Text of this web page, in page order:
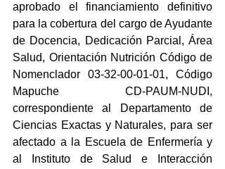
aprobado el financiamiento definitivo
para la cobertura del cargo de Ayudante
de Docencia, Dedicación Parcial, Área
Salud, Orientación Nutrición Código de
Nomenclador 03-32-00-01-01, Código
Mapuche CD-PAUM-NUDI,
correspondiente al Departamento de
Ciencias Exactas y Naturales, para ser
afectado a la Escuela de Enfermería y
al Instituto de Salud e Interacción